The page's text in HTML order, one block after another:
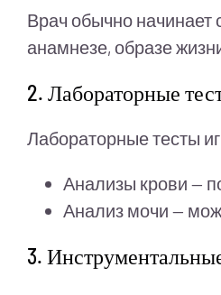
Врач обычно начинает
анамнезе, образе
2. Лабораторные
Лабораторные тесты
Анализы крови —
Анализ мочи —
3.